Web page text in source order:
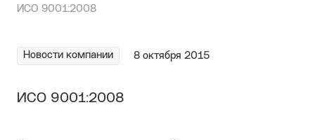
ИСО 9001:2008
Новости компании 8 октября 2015
ИСО 9001:2008